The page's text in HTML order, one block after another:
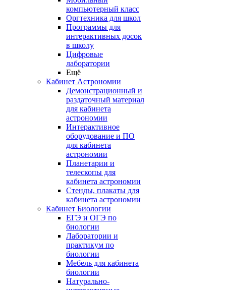
компьютерный класс
Оргтехника для школ
Программы для
интерактивных досок
в школу
Цифровые
лаборатории
Ещё
Кабинет Астрономии
Демонстрационный и
раздаточный материал
для кабинета
астрономии
Интерактивное
оборудование и ПО
для кабинета
астрономии
Планетарии и
телескопы для
кабинета астрономии
Стенды, плакаты для
кабинета астрономии
Кабинет Биологии
ЕГЭ и ОГЭ по
биологии
Лаборатории и
практикум по
биологии
Мебель для кабинета
биологии
Натурально-